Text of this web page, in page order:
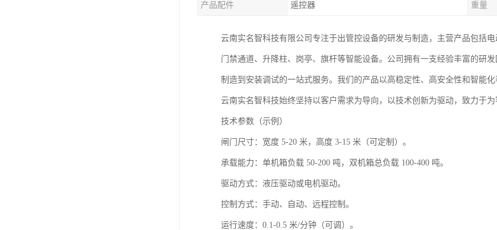
产品配件 遥控器 重量
云南实名智科技有限公司专注于出管控设备的研发与制造，主营产品包括
门禁通道、升降柱、岗亭、旗杆等智能设备。公司拥有一支经验丰富的研
制造到安装调试的一站式服务。我们的产品以高稳定性、高安全性和智能
云南实名智科技始终坚持以客户需求为导向，以技术创新为驱动，致力于为
技术参数（示例）
闸门尺寸：宽度 5-20 米，高度 3-15 米（可定制）。
承载能力：单机箱负载 50-200 吨，双机箱总负载 100-400 吨。
驱动方式：液压驱动或电机驱动。
控制方式：手动、自动、远程控制。
运行速度：0.1-0.5 米/分钟（可调）。